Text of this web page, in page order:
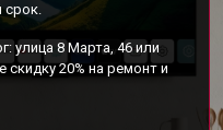
срок.
улица 8 Марта, 46 или
скидку 20% на ремонт и